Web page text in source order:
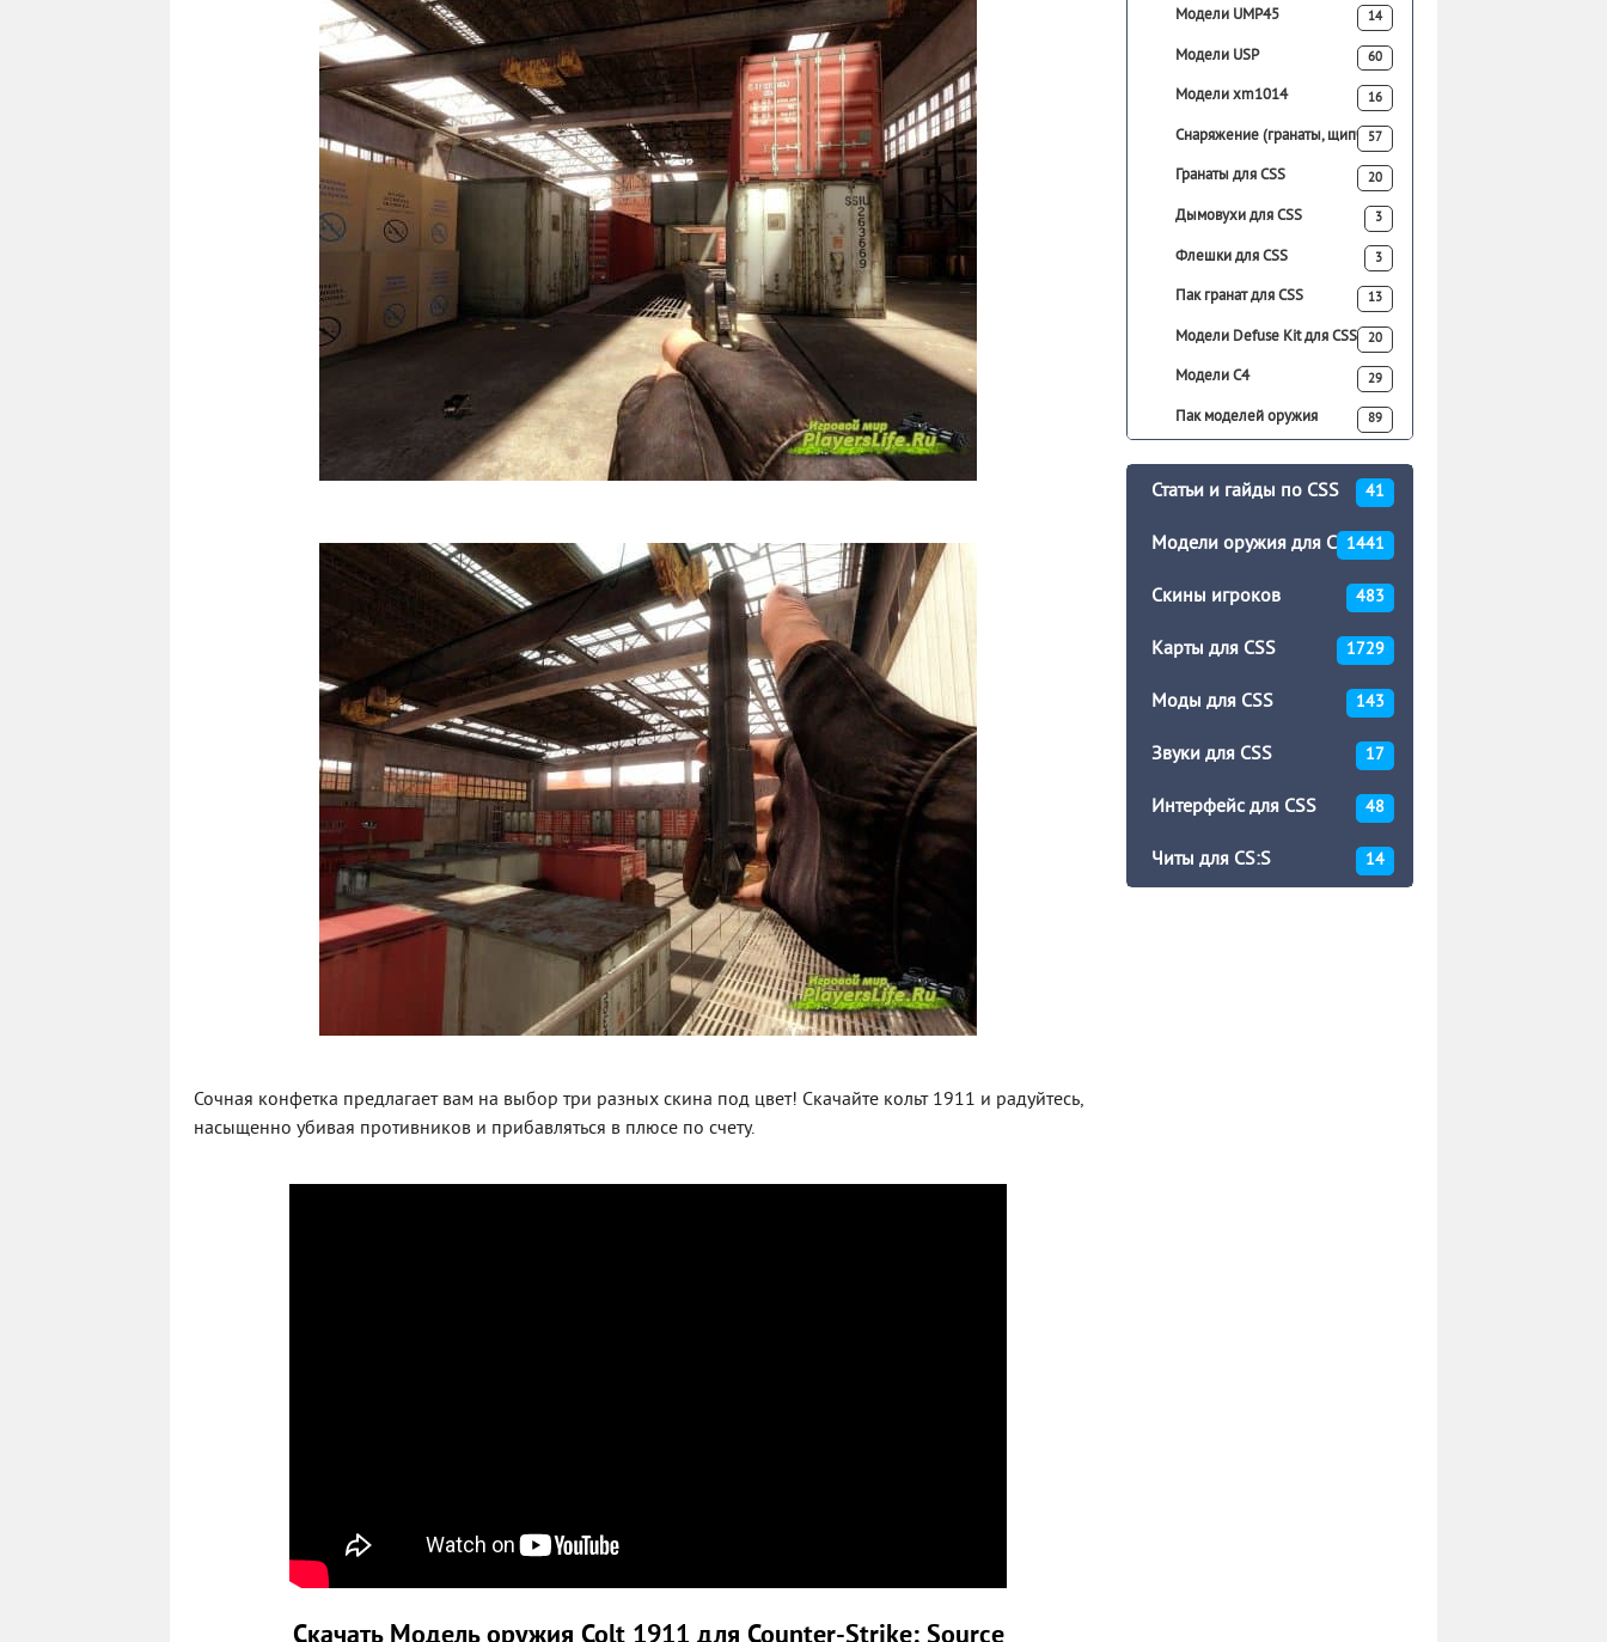
Сочная конфетка предлагает вам на выбор три разных скина под цвет! Скачайте кольт 1911 и радуйтесь,
насыщенно убивая противников и прибавляться в плюсе по счету.
Модели UMP45 14
Модели USP 60
Модели xm1014 16
Снаряжение (гранаты, щипчики)
57
Гранаты для CSS 20
Дымовухи для CSS 3
Флешки для CSS 3
Пак гранат для CSS 13
Модели Defuse Kit для CSS 20
Модели C4 29
Пак моделей оружия 89
Статьи и гайды по CSS 41
Модели оружия для CSS1441
Скины игроков 483
Карты для CSS 1729
Моды для CSS 143
Звуки для CSS 17
Интерфейс для CSS 48
Читы для CS:S 14